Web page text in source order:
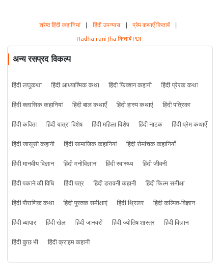
श्रेष्ठ हिंदी कहानियां | हिंदी उपन्यास | प्रेम कथाएँ किताबें |
Radha rani Jha किताबें PDF
अन्य रसप्रद विकल्प
हिंदी लघुकथा हिंदी आध्यात्मिक कथा हिंदी फिक्शन कहानी
हिंदी प्रेरक कथा
हिंदी क्लासिक कहानियां
हिंदी बाल कथाएँ हिंदी हास्य कथाएं
हिंदी पत्रिका
हिंदी कविता
हिंदी यात्रा विशेष हिंदी महिला विशेष हिंदी नाटक
हिंदी प्रेम कथाएँ
हिंदी जासूसी कहानी
हिंदी सामाजिक कहानियां
हिंदी रोमांचक कहानियाँ
हिंदी मानवीय विज्ञान
हिंदी मनोविज्ञान हिंदी स्वास्थ्य
हिंदी जीवनी
हिंदी पकाने की विधि
हिंदी पत्र हिंदी डरावनी कहानी
हिंदी फिल्म समीक्षा
हिंदी पौराणिक कथा
हिंदी पुस्तक समीक्षाएं हिंदी थ्रिलर
हिंदी कल्पित-विज्ञान
हिंदी व्यापार
हिंदी खेल हिंदी जानवरों हिंदी ज्योतिष शास्त्र
हिंदी विज्ञान
हिंदी कुछ भी
हिंदी क्राइम कहानी